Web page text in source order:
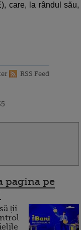
care, la rândul său,
RSS Feed
pagina pe
ții